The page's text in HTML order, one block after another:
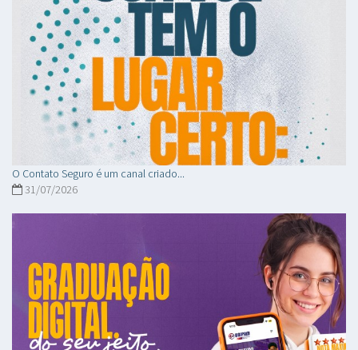
O Contato Seguro é um canal criado...
31/07/2026